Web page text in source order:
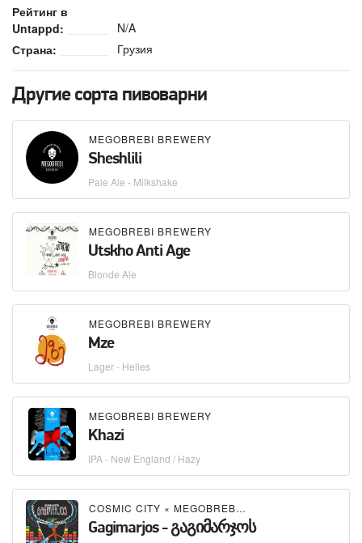
Рейтинг в
Untappd:
N/A
Страна:
Грузия
Другие сорта пивоварни
MEGOBREBI BREWERY
Sheshlili
Pale Ale - Milkshake
MEGOBREBI BREWERY
Utskho Anti Age
Blonde Ale
MEGOBREBI BREWERY
Mze
Lager - Helles
MEGOBREBI BREWERY
Khazi
IPA - New England / Hazy
COSMIC CITY × MEGOBREBI BREWERY
Gagimarjos - გაგიმარჯოს